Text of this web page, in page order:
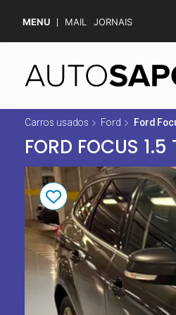
MENU MAIL JORNAIS
Carros usados Ford Ford
FORD FOCUS